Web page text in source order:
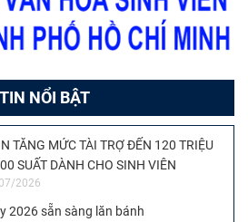
TIN NỔI BẬT
TĂNG MỨC TÀI TRỢ ĐẾN 120 TRIỆU
SUẤT DÀNH CHO SINH VIÊN
2026
2026 sẵn sàng lăn bánh